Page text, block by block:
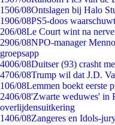
1506/08Ontslagen bij Halo
1906/08PS5-doos
206/08Le Court wint na
2906/08NPO-manager
groepsapp
4006/08Duitser (93) crasht
4706/08Trump wil dat J.D.
106/08Lemmen boekt eerste
2406/08'Zwarte weduwes' in
overlijdensuitkering
1406/08Zangeres en Idols-